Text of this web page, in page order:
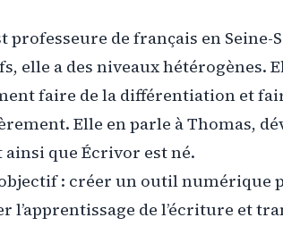
professeure de français en Seine-
elle a des niveaux hétérogènes.
faire de la différentiation et
Elle en parle à Thomas,
ainsi que Écrivor est né.
: créer un outil numérique
l’apprentissage de l’écriture et